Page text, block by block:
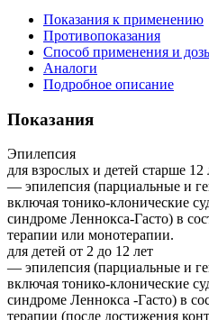
Показания к применению
Противопоказания
Способ применения и
Аналоги
Подробное описание
Показания
Эпилепсия
для взрослых и детей старше 12
— эпилепсия (парциальные и
включая тонико-клонические
синдроме Леннокса-Гасто) в
терапии или монотерапии.
для детей от 2 до 12 лет
— эпилепсия (парциальные и
включая тонико-клонические
синдроме Леннокса -Гасто) в
терапии (после достижения